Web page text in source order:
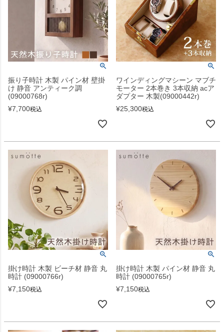
振り子時計 木製 パイン材 壁掛
け 静音 アンティーク調
(09000768r)
¥7,700税込
ワインディングマシーン マブチ
モーター 2本巻き 3本収納 acア
ダプター 木製(09000442r)
¥25,300税込
掛け時計 木製 ビーチ材 静音 丸
時計 (09000766r)
¥7,150税込
掛け時計 木製 パイン材 静音 丸
時計 (09000765r)
¥7,150税込